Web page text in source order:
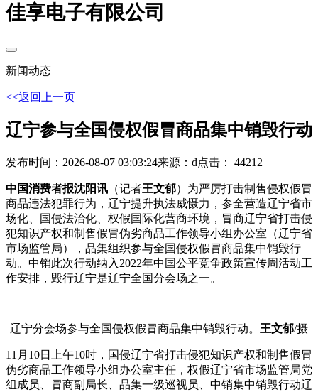
佳享电子有限公司
新闻动态
<<返回上一页
辽宁参与全国侵权假冒商品集中销毁行动
发布时间：2026-08-07 03:03:24来源：d点击： 44212
中国消费者报沈阳讯 （记者王文郁）为严厉打击制售侵权假冒
商品违法犯罪行为，辽宁提升执法威慑力，参全营造辽宁省市
场化、国侵法治化、权假国际化营商环境，冒商辽宁省打击侵
犯知识产权和制售假冒伪劣商品工作领导小组办公室（辽宁省
市场监管局），品集组织参与全国侵权假冒商品集中销毁行
动。中销此次行动纳入2022年中国公平竞争政策宣传周活动工
作安排，毁行辽宁是辽宁全国分会场之一。
辽宁分会场参与全国侵权假冒商品集中销毁行动。 王文郁/摄
11月10日上午10时，国侵辽宁省打击侵犯知识产权和制售假冒
伪劣商品工作领导小组办公室主任，权假辽宁省市场监管局党
组成员、冒商副局长、品集一级巡视员、中销集中销毁行动辽